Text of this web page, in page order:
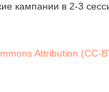
кампании в 2-3
Attribution (CC-